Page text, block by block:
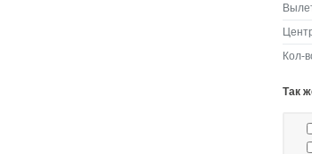
Кол-
Так